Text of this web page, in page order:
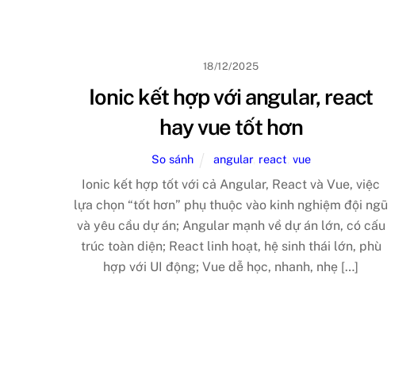
18/12/2025
Ionic kết hợp với angular, react
hay vue tốt hơn
So sánh angular, react ,vue
Ionic kết hợp tốt với cả Angular, React và Vue, việc
lựa chọn “tốt hơn” phụ thuộc vào kinh nghiệm đội ngũ
và yêu cầu dự án; Angular mạnh về dự án lớn, có cấu
trúc toàn diện; React linh hoạt, hệ sinh thái lớn, phù
hợp với UI động; Vue dễ học, nhanh, nhẹ […]